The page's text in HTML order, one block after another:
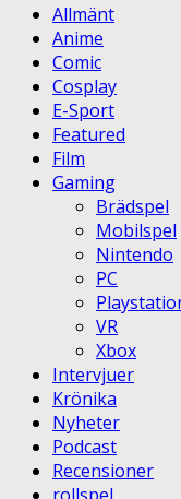
Allmänt
Anime
Comic
Cosplay
E-Sport
Featured
Film
Gaming
Brädspel
Mobilspel
Nintendo
PC
VR
Xbox
Intervjuer
Krönika
Nyheter
Podcast
Recensioner